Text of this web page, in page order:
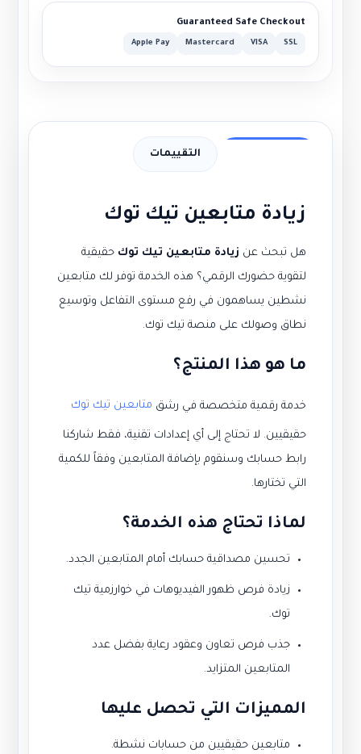
Guaranteed Safe Checkout
SSL
VISA
Mastercard
Apple Pay
التقييمات
زيادة متابعين تيك توك
هل تبحث عن زيادة متابعين تيك توك حقيقية
لتقوية حضورك الرقمي؟ هذه الخدمة توفر لك متابعين
نشطين يساهمون في رفع مستوى التفاعل وتوسيع
نطاق وصولك على منصة تيك توك.
ما هو هذا المنتج؟
خدمة رقمية متخصصة في رشق متابعين تيك توك
حقيقيين. لا تحتاج إلى أي إعدادات تقنية، فقط شاركنا
رابط حسابك وسنقوم بإضافة المتابعين وفقاً للكمية
التي تختارها.
لماذا تحتاج هذه الخدمة؟
تحسين مصداقية حسابك أمام المتابعين الجدد.
زيادة فرص ظهور الفيديوهات في خوارزمية تيك
توك.
جذب فرص تعاون وعقود رعاية بفضل عدد
المتابعين المتزايد.
المميزات التي تحصل عليها
متابعين حقيقيين من حسابات نشطة.